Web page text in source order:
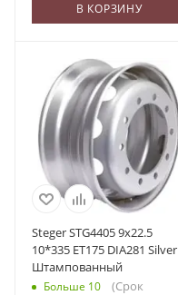
В КОРЗИНУ
Steger STG4405 9x22.5
10*335 ET175 DIA281 Silver
Штампованный
Больше 10
(Срок